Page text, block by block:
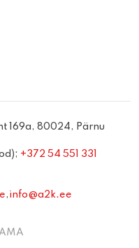
169a, 80024, Pärnu
+372 54 551 331
, info@a2k.ee